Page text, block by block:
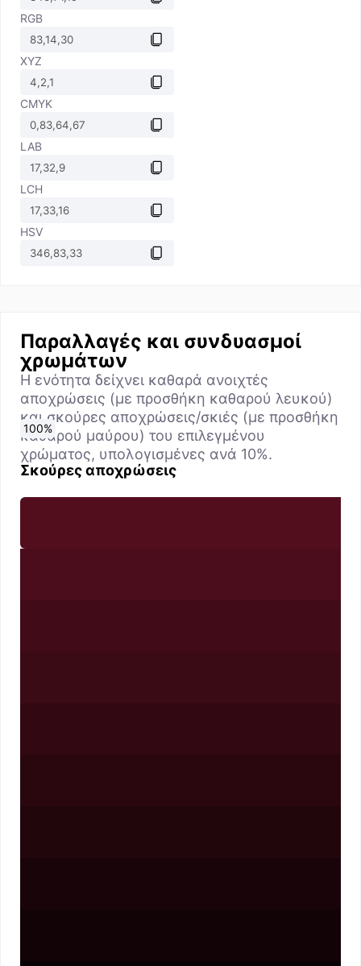
RGB
XYZ
CMYK
LAB
LCH
HSV
Παραλλαγές και συνδυασμοί
χρωμάτων
Η ενότητα δείχνει καθαρά ανοιχτές
αποχρώσεις (με προσθήκη καθαρού λευκού)
και σκούρες αποχρώσεις/σκιές (με προσθήκη
καθαρού μαύρου) του επιλεγμένου
χρώματος, υπολογισμένες ανά 10%.
Σκούρες αποχρώσεις
0%
10%
20%
30%
40%
50%
60%
70%
80%
90%
100%